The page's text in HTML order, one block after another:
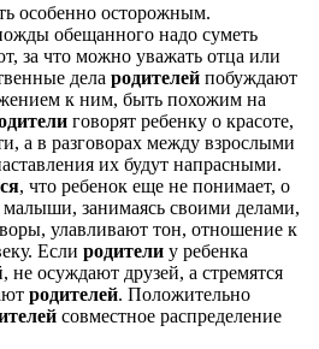
особенно осторожным.
обещанного надо суметь
за что можно уважать отца или
дела родителей побуждают
к ним, быть похожим на
говорят ребенку о красоте,
а в разговорах между взрослыми
их будут напрасными.
, что ребенок еще не понимает, о
малыши, занимаясь своими делами,
улавливают тон, отношение к
Если родители у ребенка
не осуждают друзей, а стремятся
родителей. Положительно
совместное распределение